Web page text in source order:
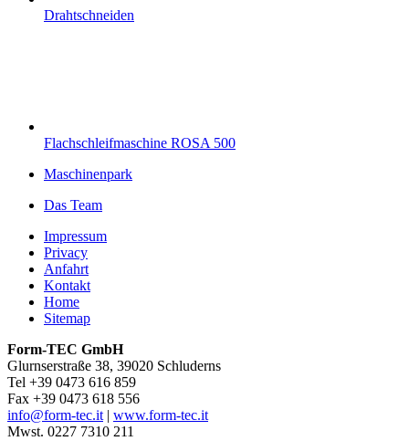
Drahtschneiden
Flachschleifmaschine ROSA 500
Maschinenpark
Das Team
Impressum
Privacy
Anfahrt
Kontakt
Home
Sitemap
Form-TEC GmbH
Glurnserstraße 38, 39020 Schluderns
Tel +39 0473 616 859
Fax +39 0473 618 556
info@form-tec.it| www.form-tec.it
Mwst. 0227 7310 211